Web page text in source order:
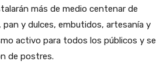
más de medio centenar de
y dulces, embutidos, artesanía y
activo para todos los públicos y se
de postres.